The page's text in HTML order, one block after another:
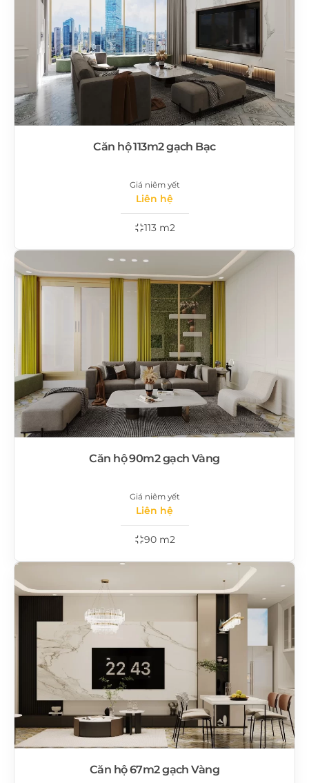
Căn hộ 113m2 gạch Bạc
Giá niêm yết
Liên hệ
113 m2
Căn hộ 90m2 gạch Vàng
Giá niêm yết
Liên hệ
90 m2
Căn hộ 67m2 gạch Vàng